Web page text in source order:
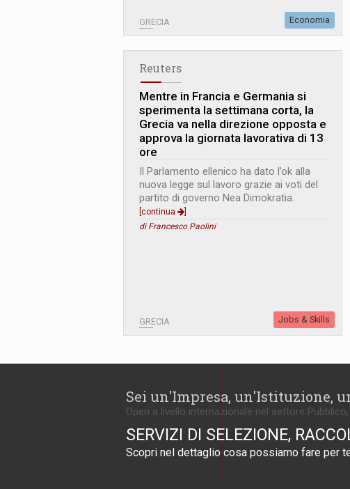
GRECIA Economia
Reuters
Mentre in Francia e Germania si
sperimenta la settimana corta, la
Grecia va nella direzione opposta e
approva la giornata lavorativa di 13
ore
Il Parlamento ellenico ha dato l’ok alla
nuova legge sul lavoro grazie ai voti del
partito di governo Nea Dimokratia.
[continua
di Francesco Paolini
GRECIA Jobs & Skills
Sei un'Impresa, un'Istituzione,
Operi a livello internazionale nel settore
SERVIZI DI SELEZIONE,
Scopri nel dettaglio cosa possiamo fare per